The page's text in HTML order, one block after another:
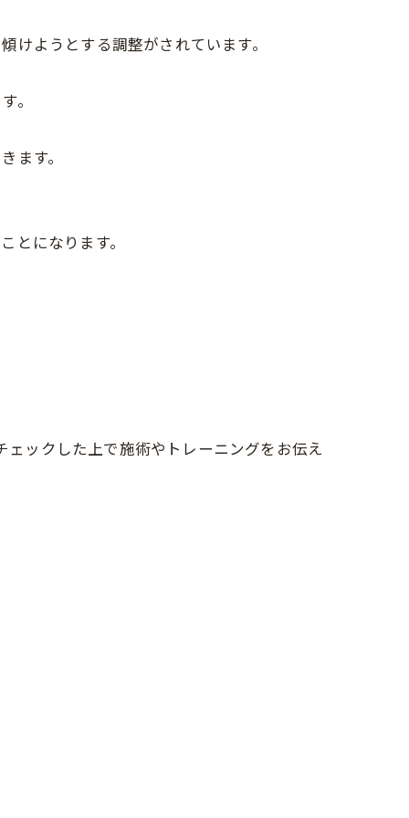
けようとする調整がされています。
。
ます。
とになります。
ックした上で施術やトレーニングをお伝え